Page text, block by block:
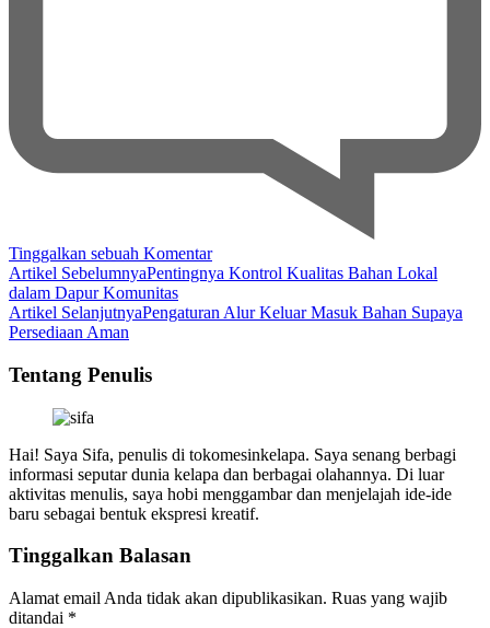
Tinggalkan sebuah Komentarpada
Pengawasan
Area
Navigasi
Artikel
Artikel SebelumnyaPentingnya Kontrol Kualitas Bahan Lokal
dalam Dapur Komunitas
Artikel SelanjutnyaPengaturan Alur Keluar Masuk Bahan Supaya
Persediaan Aman
Tentang Penulis
Hai! Saya Sifa, penulis di tokomesinkelapa. Saya senang berbagi
informasi seputar dunia kelapa dan berbagai olahannya. Di luar
aktivitas menulis, saya hobi menggambar dan menjelajah ide-ide
baru sebagai bentuk ekspresi kreatif.
Tinggalkan Balasan
Alamat email Anda tidak akan dipublikasikan. Ruas yang wajib
ditandai *